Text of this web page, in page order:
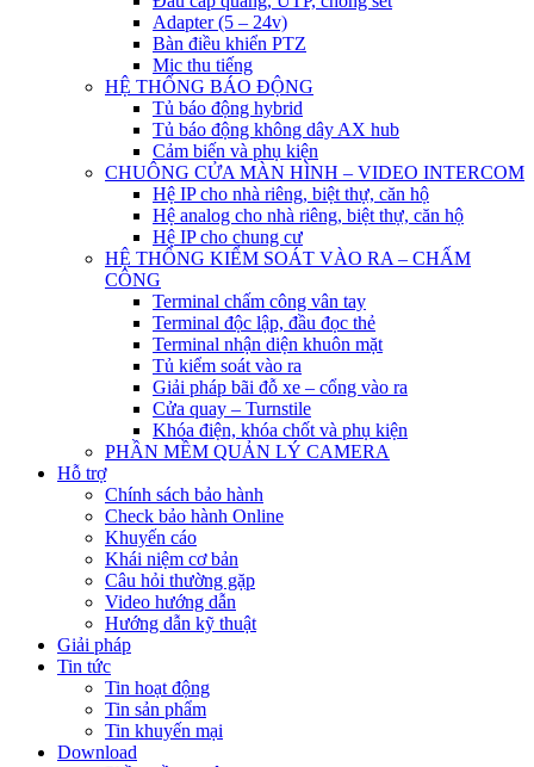
Adapter (5 – 24v)
Bàn điều khiển PTZ
Mic thu tiếng
HỆ THỐNG BÁO ĐỘNG
Tủ báo động hybrid
Tủ báo động không dây AX hub
Cảm biến và phụ kiện
CHUÔNG CỬA MÀN HÌNH – VIDEO INTERCOM
Hệ IP cho nhà riêng, biệt thự, căn hộ
Hệ analog cho nhà riêng, biệt thự, căn hộ
Hệ IP cho chung cư
HỆ THỐNG KIỂM SOÁT VÀO RA – CHẤM
CÔNG
Terminal chấm công vân tay
Terminal độc lập, đầu đọc thẻ
Terminal nhận diện khuôn mặt
Tủ kiểm soát vào ra
Giải pháp bãi đỗ xe – cổng vào ra
Cửa quay – Turnstile
Khóa điện, khóa chốt và phụ kiện
PHẦN MỀM QUẢN LÝ CAMERA
Hỗ trợ
Chính sách bảo hành
Check bảo hành Online
Khuyến cáo
Khái niệm cơ bản
Câu hỏi thường gặp
Video hướng dẫn
Hướng dẫn kỹ thuật
Giải pháp
Tin tức
Tin hoạt động
Tin sản phẩm
Tin khuyến mại
Download